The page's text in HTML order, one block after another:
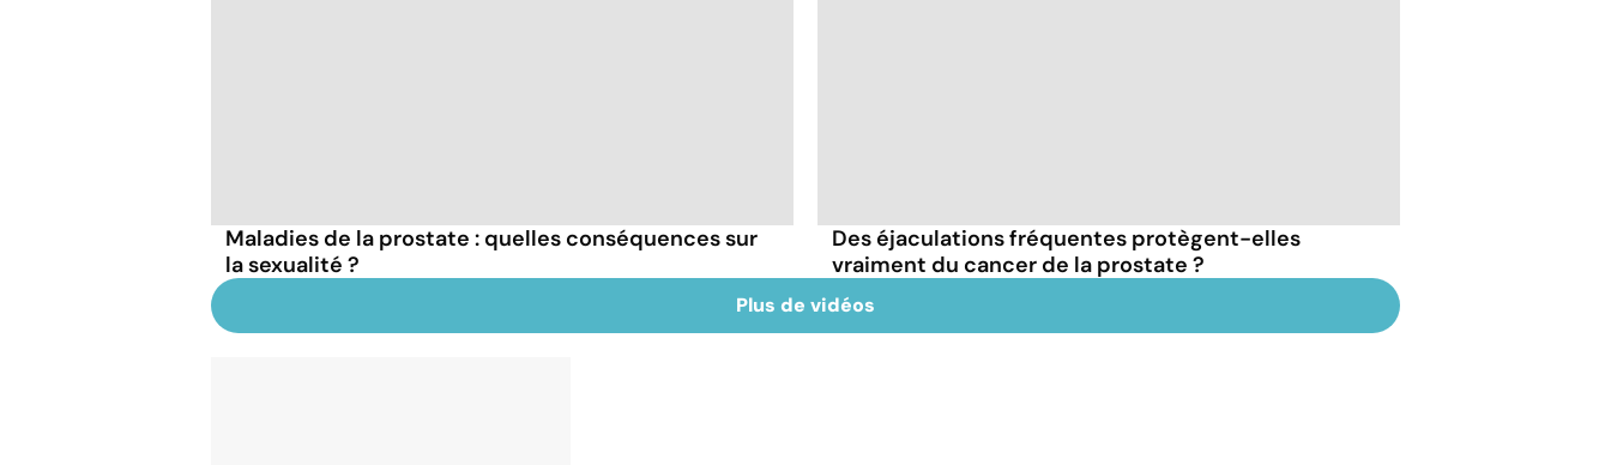
Maladies de la prostate : quelles conséquences sur
la sexualité ?
Des éjaculations fréquentes protègent-elles
vraiment du cancer de la prostate ?
Plus de vidéos